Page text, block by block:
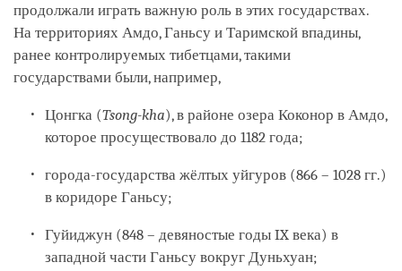
продолжали играть важную роль в этих государствах.
На территориях Амдо, Ганьсу и Таримской впадины,
ранее контролируемых тибетцами, такими
государствами были, например,
Цонгка (Tsong-kha), в районе озера Коконор в Амдо,
которое просуществовало до 1182 года;
города-государства жёлтых уйгуров (866 – 1028 гг.)
в коридоре Ганьсу;
Гуйиджун (848 – девяностые годы IX века) в
западной части Ганьсу вокруг Дуньхуан;